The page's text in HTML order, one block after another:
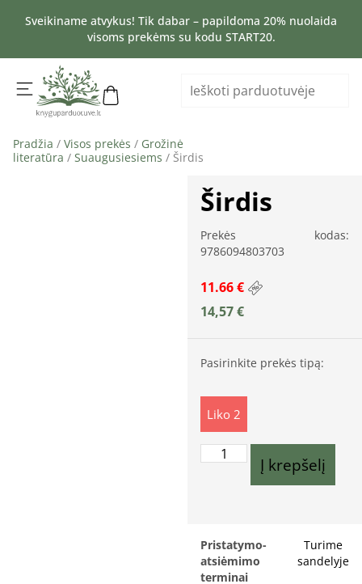
Sveikiname atvykus! Tik dabar – papildoma 20% nuolaida
visoms prekėms su kodu START20.
Pradžia / Visos prekės / Grožinė
literatūra / Suaugusiesiems / Širdis
Širdis
Prekės kodas:
9786094803703
11.66 €
14,57€
Pasirinkite prekės tipą:
Liko 2
Į krepšelį
Pristatymo-
atsiėmimo
terminai
Turime
sandelyje